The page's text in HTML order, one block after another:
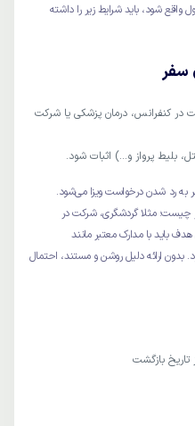
واقع شود، باید شرایط زیر را داشته
در کنفرانس، درمان پزشکی یا شرکت
بلیط پرواز و…) اثبات شود.
به رد شدن درخواست ویزا می‌شود.
چیست؛ مثلا گردشگری، شرکت در
هدف باید با مدارک معتبر مانند
بدون ارائه دلیل روشن و مستند، احتمال